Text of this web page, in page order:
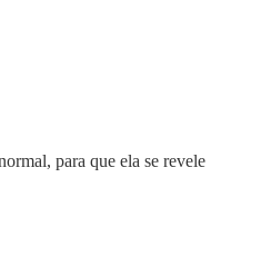
para que ela se revele